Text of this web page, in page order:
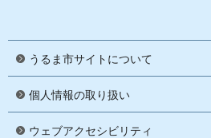
うるま市サイトについて
個人情報の取り扱い
ウェブアクセシビリティ